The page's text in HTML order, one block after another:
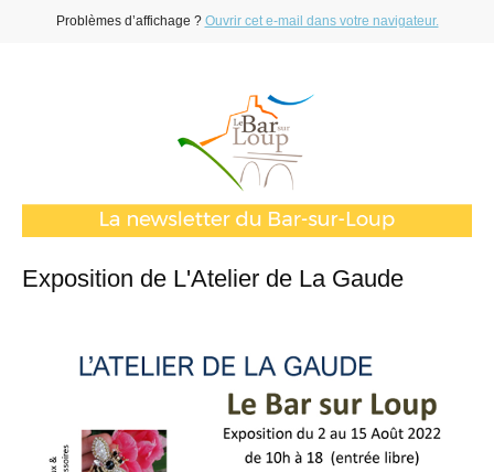
Problèmes d’affichage ? Ouvrir cet e-mail dans votre navigateur.
Exposition de L'Atelier de La Gaude